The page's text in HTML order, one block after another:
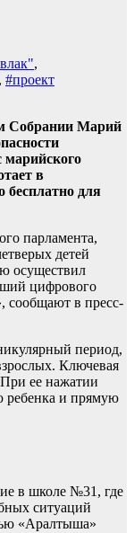
,
, #проект
Собрании Марий
марийского
в
бесплатно для
парламента,
детей
осуществил
цифрового
в пресс-
период,
Ключевая
ее нажатии
ребенка и прямую
в школе №31, где
ситуаций
«Аралтыша»